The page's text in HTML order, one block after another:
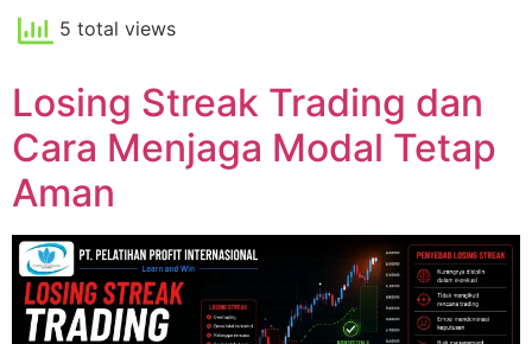
5 total views
Losing Streak Trading dan
Cara Menjaga Modal Tetap
Aman